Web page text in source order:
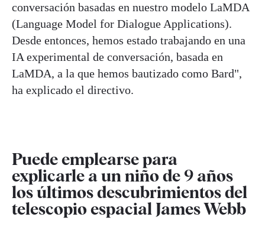
conversación basadas en nuestro modelo LaMDA
(Language Model for Dialogue Applications).
Desde entonces, hemos estado trabajando en una
IA experimental de conversación, basada en
LaMDA, a la que hemos bautizado como Bard",
ha explicado el directivo.
Puede emplearse para
explicarle a un niño de 9 años
los últimos descubrimientos del
telescopio espacial James Webb